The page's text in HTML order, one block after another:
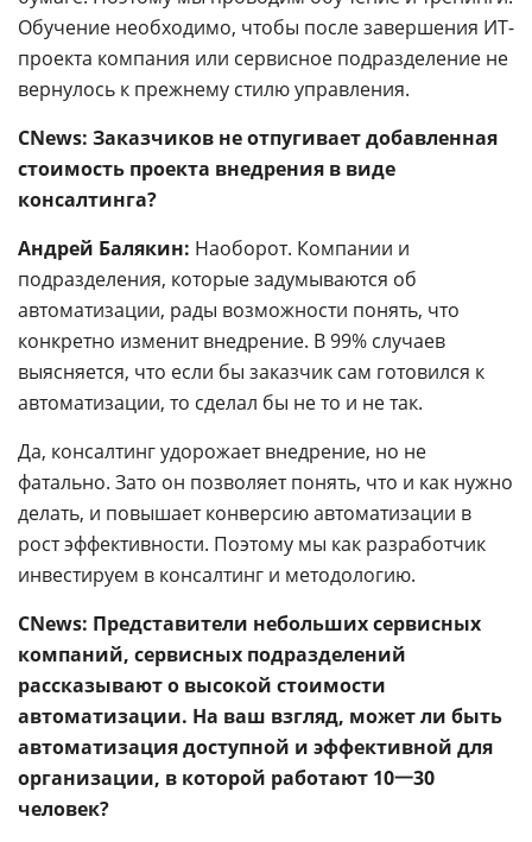
Обучение необходимо, чтобы после завершения ИТ-
проекта компания или сервисное подразделение не
вернулось к прежнему стилю управления.
CNews: Заказчиков не отпугивает добавленная
стоимость проекта внедрения в виде
консалтинга?
Андрей Балякин: Наоборот. Компании и
подразделения, которые задумываются об
автоматизации, рады возможности понять, что
конкретно изменит внедрение. В 99% случаев
выясняется, что если бы заказчик сам готовился к
автоматизации, то сделал бы не то и не так.
Да, консалтинг удорожает внедрение, но не
фатально. Зато он позволяет понять, что и как нужно
делать, и повышает конверсию автоматизации в
рост эффективности. Поэтому мы как разработчик
инвестируем в консалтинг и методологию.
CNews: Представители небольших сервисных
компаний, сервисных подразделений
рассказывают о высокой стоимости
автоматизации. На ваш взгляд, может ли быть
автоматизация доступной и эффективной для
организации, в которой работают 10一30
человек?